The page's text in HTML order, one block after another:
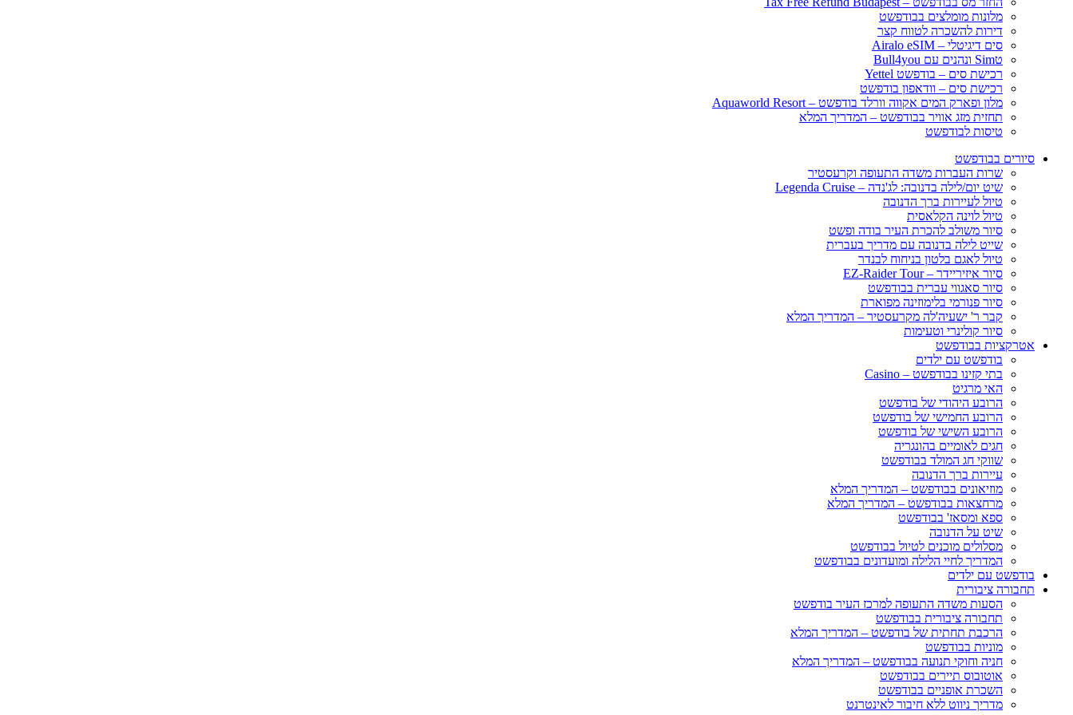
מלונות מומלצים בבודפשט
דירות להשכרה לטווח קצר
סים דיגיטלי – Airalo eSIM
טSim ונהנים עם Bull4you
רכישת סים – בודפשט Yettel
רכישת סים – וודאפון בודפשט
מלון ופארק המים אקווה וורלד בודפשט – Aquaworld Resort
תחזית מזג אוויר בבודפשט – המדריך המלא
טיסות לבודפשט
סיורים בבודפשט
שרות העברות משדה התעופה וקרעסטיר
שיט יום/לילה בדנובה: לג'נדה – Legenda Cruise
טיול לעיירות ברך הדנובה
טיול לוינה הקלאסית
סיור משולב להכרת העיר בודה ופשט
שייט לילה בדנובה עם מדריך בעברית
טיול לאגם בלטון בניחוח לבנדר
סיור איזיריידר – EZ-Raider Tour
סיור סאגווי עברית בבודפשט
סיור פנורמי בלימוזינה מפוארת
קבר ר' ישעיה'לה מקרעסטיר – המדריך המלא
סיור קולינרי וטעימות
אטרקציות בבודפשט
בודפשט עם ילדים
בתי קזינו בבודפשט – Casino
האי מרגיט
הרובע היהודי של בודפשט
הרובע החמישי של בודפשט
הרובע השישי של בודפשט
חגים לאומיים בהונגריה
שווקי חג המולד בבודפשט
עיירות ברך הדנובה
מוזיאונים בבודפשט – המדריך המלא
מרחצאות בבודפשט – המדריך המלא
ספא ומסאז' בבודפשט
שיט על הדנובה
מסלולים מוכנים לטיול בבודפשט
המדריך לחיי הלילה ומועדונים בבודפשט
בודפשט עם ילדים
תחבורה ציבורית
הסעות משדה התעופה למרכז העיר בודפשט
תחבורה ציבורית בבודפשט
הרכבת תחתית של בודפשט – המדריך המלא
מוניות בבודפשט
חניה וחוקי תנועה בבודפשט – המדריך המלא
אוטובוס תיירים בבודפשט
השכרת אופניים בבודפשט
מדריך ניווט ללא חיבור לאינטרנט